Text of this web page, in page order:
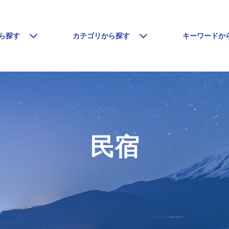
探す カテゴリから探す キーワードか
民宿